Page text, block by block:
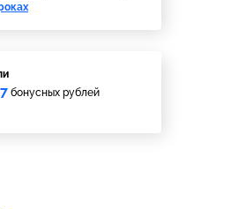
бонусных рублей